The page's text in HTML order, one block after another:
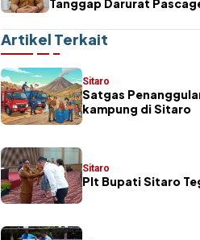
Tanggap Darurat
Capai 100 Unit
Artikel Terkait
Sitaro
Satgas
kampung di Sitaro
Sitaro
​Plt Bupati Sitaro